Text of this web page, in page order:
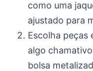
como uma
ajustado para
Escolha peças
algo
bolsa